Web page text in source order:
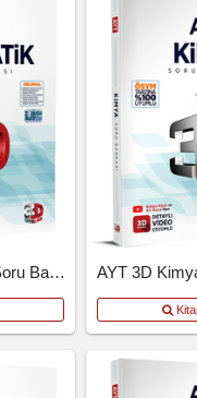
AYT 3D Matematik Soru Bankası AYT 3D